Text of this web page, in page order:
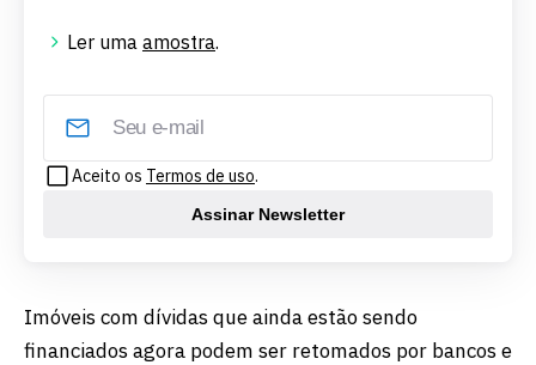
Ler uma amostra.
Aceito os Termos de uso.
Assinar Newsletter
Imóveis com dívidas que ainda estão sendo
financiados agora podem ser retomados por bancos e